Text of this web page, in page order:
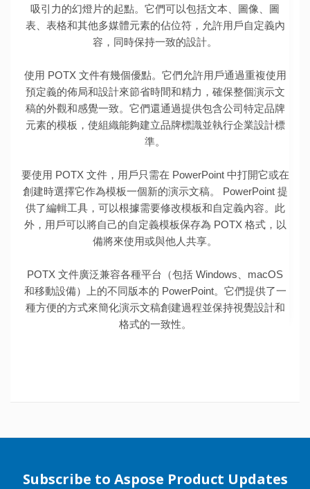
吸引力的幻燈片的起點。它們可以包括文本、圖像、圖
表、表格和其他多媒體元素的佔位符，允許用戶自定義內
容，同時保持一致的設計。
使用 POTX 文件有幾個優點。它們允許用戶通過重複使用
預定義的佈局和設計來節省時間和精力，確保整個演示文
稿的外觀和感覺一致。它們還通過提供包含公司特定品牌
元素的模板，使組織能夠建立品牌標識並執行企業設計標
準。
要使用 POTX 文件，用戶只需在 PowerPoint 中打開它或在
創建時選擇它作為模板一個新的演示文稿。 PowerPoint 提
供了編輯工具，可以根據需要修改模板和自定義內容。此
外，用戶可以將自己的自定義模板保存為 POTX 格式，以
備將來使用或與他人共享。
POTX 文件廣泛兼容各種平台（包括 Windows、macOS
和移動設備）上的不同版本的 PowerPoint。它們提供了一
種方便的方式來簡化演示文稿創建過程並保持視覺設計和
格式的一致性。
Subscribe to Aspose Product Updates